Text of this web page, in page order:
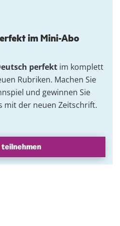
im Mini-Abo
perfekt im komplett
Rubriken. Machen Sie
und gewinnen Sie
mit der neuen Zeitschrift.